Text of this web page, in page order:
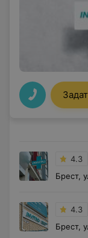
4.3
Брест,
4.3
Брест,